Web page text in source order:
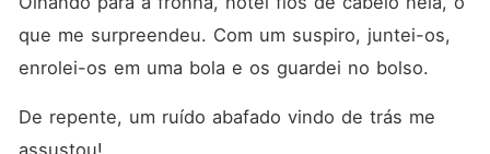
que me surpreendeu. Com um suspiro, juntei-os,
enrolei-os em uma bola e os guardei no bolso.
De repente, um ruído abafado vindo de trás me
assustou!